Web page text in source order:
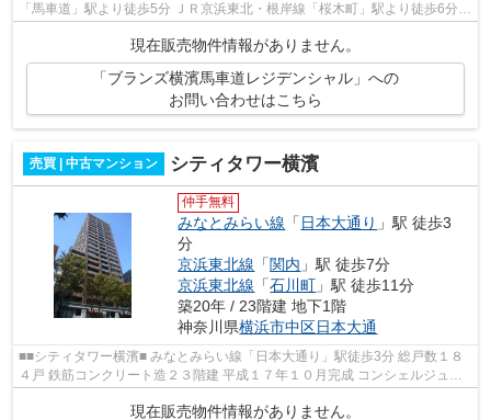
「馬車道」駅より徒歩5分 ＪＲ京浜東北・根岸線「桜木町」駅より徒歩6分
現在販売物件情報がありません。
「ブランズ横濱馬車道レジデンシャル」への
お問い合わせはこちら
売買 | 中古マンション シティタワー横濱
仲手無料
みなとみらい線 「 日本大通り 」駅 徒歩3
分
京浜東北線 「関内 」駅 徒歩7分
京浜東北線 「石川町 」駅 徒歩11分
築20年 / 23階建 地下1階
神奈川県横浜市中区日本大通
■■シティタワー横濱■ みなとみらい線「日本大通り」駅徒歩3分 総戸数１８
４戸 鉄筋コンクリート造２３階建 平成１７年１０月完成 コンシェルジュサ
現在販売物件情報がありません。